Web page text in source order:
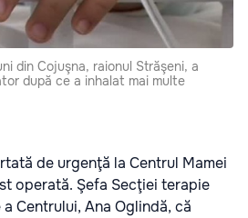
din Cojuşna, raionul Străşeni, a
după ce a inhalat mai multe
de urgenţă la Centrul Mamei
operată. Şefa Secţiei terapie
Centrului, Ana Oglindă, că